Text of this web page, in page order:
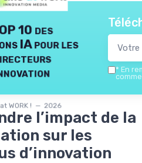
10 des
IA pour les
at WORK ! — 2026
* En
l’impact de la
sur les
d’innovation